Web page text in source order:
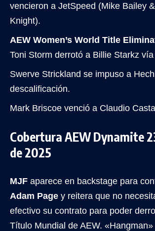
vencieron a JetSpeed (Mike Bailey
Knight).
AEW Women’s World Title
Toni Storm derrotó a Billie Starkz
Swerve Strickland se impuso a
descalificación.
Mark Briscoe venció a Claudio
Cobertura AEW Dynamite
de 2025
MJF aparece en backstage para
Adam Page y reitera que no
efectivo su contrato para poder
Título Mundial de AEW.